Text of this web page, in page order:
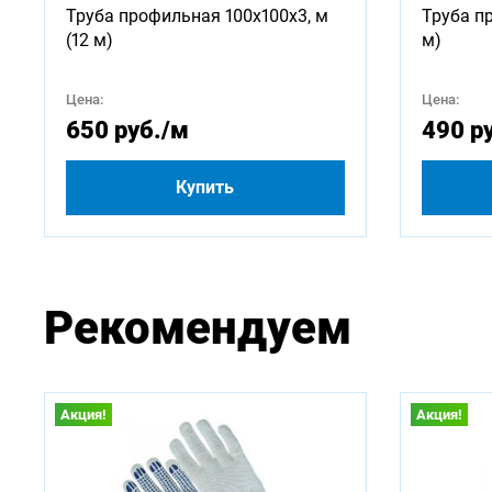
3000
Труба профильная 100х100х3, м
(12 м)
Цена:
650 руб./м
Купить
Труба
м)
Цена:
490
Рекомендуем
Акция! Акция!